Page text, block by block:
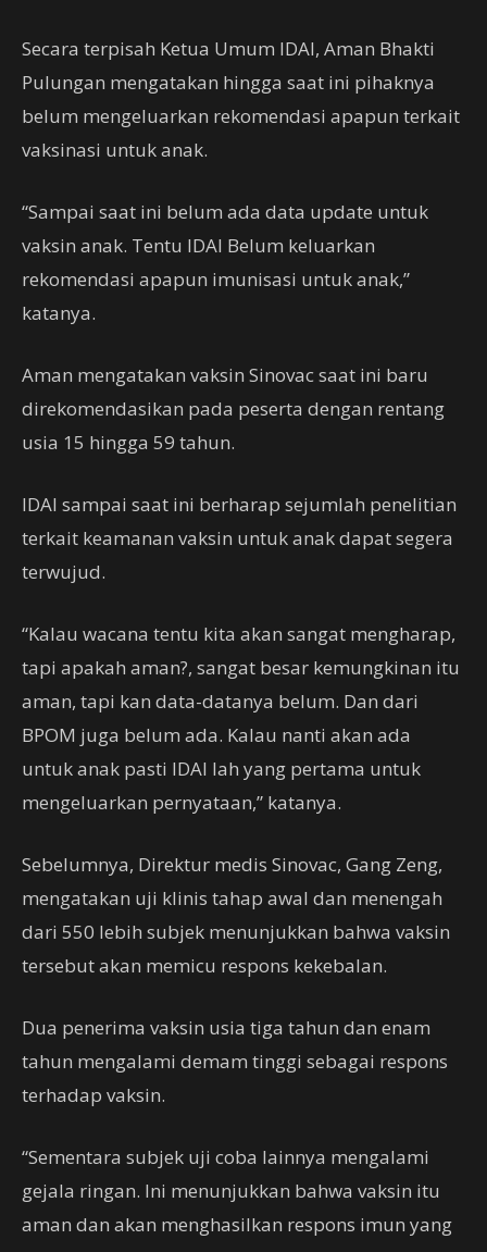
Secara terpisah Ketua Umum IDAI, Aman Bhakti
Pulungan mengatakan hingga saat ini pihaknya
belum mengeluarkan rekomendasi apapun terkait
vaksinasi untuk anak.
“Sampai saat ini belum ada data update untuk
vaksin anak. Tentu IDAI Belum keluarkan
rekomendasi apapun imunisasi untuk anak,”
katanya.
Aman mengatakan vaksin Sinovac saat ini baru
direkomendasikan pada peserta dengan rentang
usia 15 hingga 59 tahun.
IDAI sampai saat ini berharap sejumlah penelitian
terkait keamanan vaksin untuk anak dapat segera
terwujud.
“Kalau wacana tentu kita akan sangat mengharap,
tapi apakah aman?, sangat besar kemungkinan itu
aman, tapi kan data-datanya belum. Dan dari
BPOM juga belum ada. Kalau nanti akan ada
untuk anak pasti IDAI lah yang pertama untuk
mengeluarkan pernyataan,” katanya.
Sebelumnya, Direktur medis Sinovac, Gang Zeng,
mengatakan uji klinis tahap awal dan menengah
dari 550 lebih subjek menunjukkan bahwa vaksin
tersebut akan memicu respons kekebalan.
Dua penerima vaksin usia tiga tahun dan enam
tahun mengalami demam tinggi sebagai respons
terhadap vaksin.
“Sementara subjek uji coba lainnya mengalami
gejala ringan. Ini menunjukkan bahwa vaksin itu
aman dan akan menghasilkan respons imun yang